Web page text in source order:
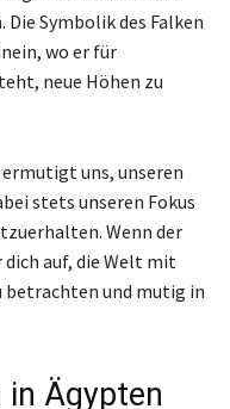
Symbolik des Falken
wo er für
neue Höhen zu
uns, unseren
stets unseren Fokus
Wenn der
auf, die Welt mit
betrachten und mutig in
in Ägypten